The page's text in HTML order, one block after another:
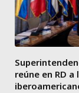
reúne en RD